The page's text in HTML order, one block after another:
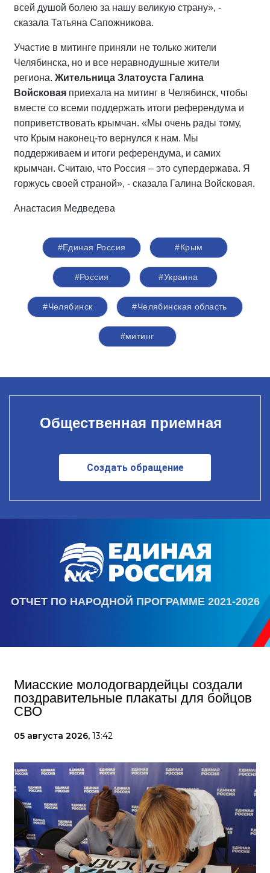
всей душой болею за нашу великую страну», -
сказала Татьяна Сапожникова.
Участие в митинге приняли не только жители
Челябинска, но и все неравнодушные жители
региона. Жительница Златоуста Галина
Войсковая приехала на митинг в Челябинск, чтобы
вместе со всеми поддержать итоги референдума и
поприветствовать крымчан. «Мы очень рады тому,
что Крым наконец-то вернулся к нам. Мы
поддерживаем и итоги референдума, и самих
крымчан. Считаю, что Россия – это супердержава. Я
горжусь своей страной», - сказала Галина Войсковая.
Анастасия Медведева
#Единая Россия #Крым
#Россия #Украина
#Челябинск #Челябинская область
#митинг
Общественная приемная
Создать обращение
ОТЧЕТ ПО НАРОДНОЙ ПРОГРАММЕ 2021-2026
Миасские молодогвардейцы создали
поздравительные плакаты для бойцов
СВО
05 августа 2026, 13:42